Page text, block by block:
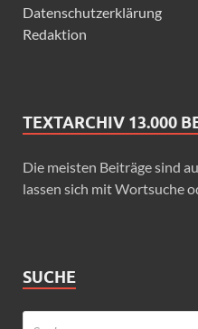
Datenschutzerklärung
Redaktion
TEXTARCHIV 13.000
Die meisten Beiträge sind
lassen sich mit Wortsuche
SUCHE